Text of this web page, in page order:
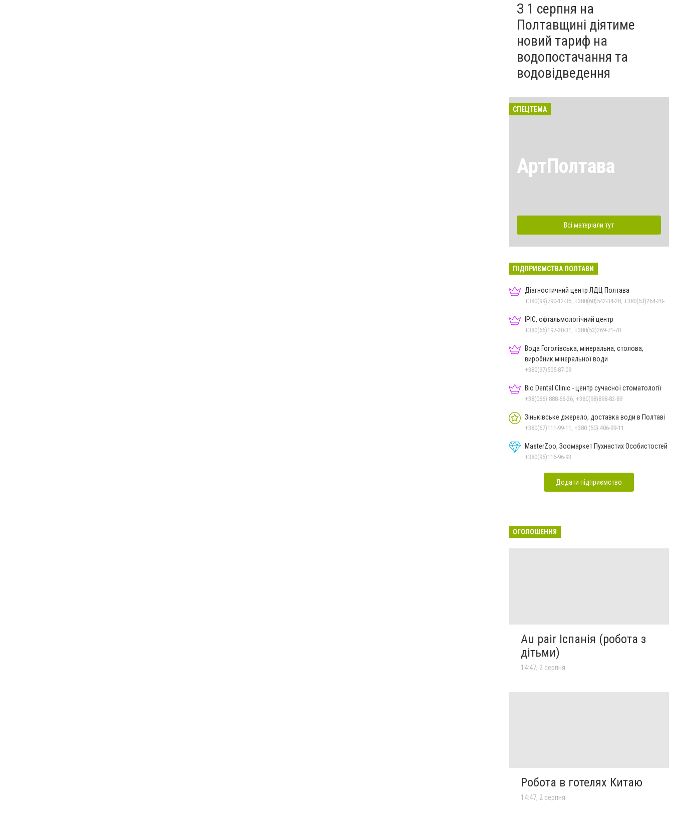
З 1 серпня на
Полтавщині діятиме
новий тариф на
водопостачання та
водовідведення
СПЕЦТЕМА
АртПолтава
Всі матеріали тут
ПІДПРИЄМСТВА ПОЛТАВИ
Діагностичний центр ЛДЦ Полтава
ІРІС, офтальмологічний центр
+380(66)197-30-31, +380(53)269-71-70
Вода Гоголівська, мінеральна, столова,
виробник мінеральної води
+380(97)505-87-09
Bio Dental Clinic - центр сучасної стоматології
+38(066) 888-66-26, +380(98)898-82-89
Зіньківське джерело, доставка води в Полтаві
+380(67)111-99-11, +380 (50) 406-99-11
MasterZoo, Зоомаркет Пухнастих Особистостей
+380(95)116-96-93
Додати підприємство
ОГОЛОШЕННЯ
Au pair Іспанія (робота з
дітьми)
14:47, 2 серпня
Робота в готелях Китаю
14:47, 2 серпня